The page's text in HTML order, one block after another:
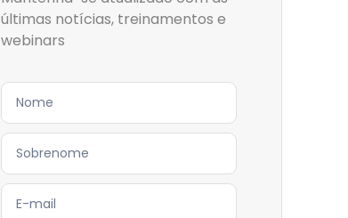
últimas notícias, treinamentos e
webinars